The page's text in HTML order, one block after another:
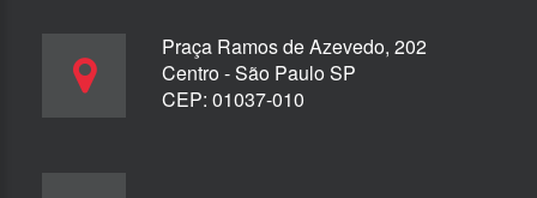
Praça Ramos de Azevedo, 202
Centro - São Paulo SP
CEP: 01037-010